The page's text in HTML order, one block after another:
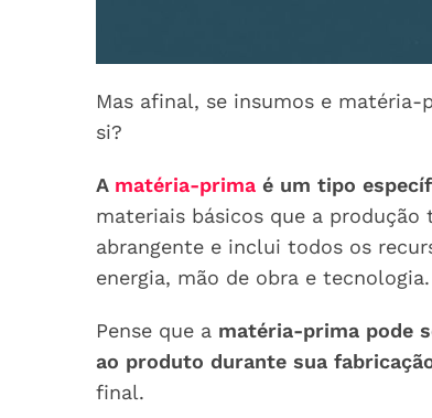
Mas afinal, se insumos e
si?
A matéria-prima é um tipo
materiais básicos que a
abrangente e inclui todos os
energia, mão de obra e tecnologia.
Pense que a matéria-prima pode
ao produto durante sua
final.